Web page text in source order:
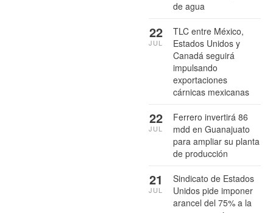
de agua
TLC entre México,
Estados Unidos y
Canadá seguirá
impulsando
exportaciones
cárnicas mexicanas
22
JUL
Ferrero invertirá 86
mdd en Guanajuato
para ampliar su planta
de producción
22
JUL
Sindicato de Estados
Unidos pide imponer
arancel del 75% a la
21
JUL